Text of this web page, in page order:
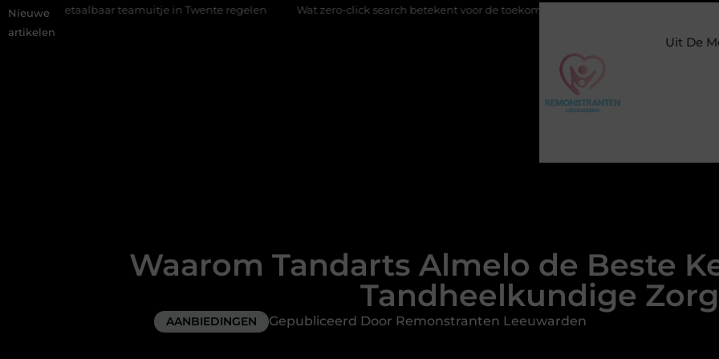
Nieuwe
artikelen
teamuitje in Twente regelen Wat zero-click search betekent voor de toekomst van online zichtbaarheid
Uit De
Waarom Tandarts Almelo de Beste
Tandheelkundige Zorg
AANBIEDINGEN Gepubliceerd Door Remonstranten Leeuwarden